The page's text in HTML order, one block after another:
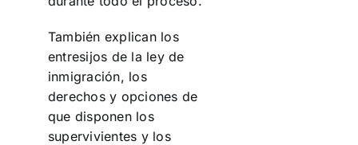
También explican los
entresijos de la ley de
inmigración, los
derechos y opciones de
que disponen los
supervivientes y los